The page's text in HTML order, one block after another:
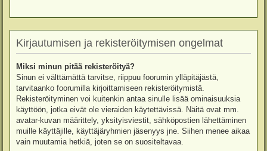
Kirjautumisen ja rekisteröitymisen ongelmat
Miksi minun pitää rekisteröityä?
Sinun ei välttämättä tarvitse, riippuu foorumin ylläpitäjästä,
tarvitaanko foorumilla kirjoittamiseen rekisteröitymistä.
Rekisteröityminen voi kuitenkin antaa sinulle lisää ominaisuuksia
käyttöön, jotka eivät ole vieraiden käytettävissä. Näitä ovat mm.
avatar-kuvan määrittely, yksityisviestit, sähköpostien lähettäminen
muille käyttäjille, käyttäjäryhmien jäsenyys jne. Siihen menee aikaa
vain muutamia hetkiä, joten se on suositeltavaa.